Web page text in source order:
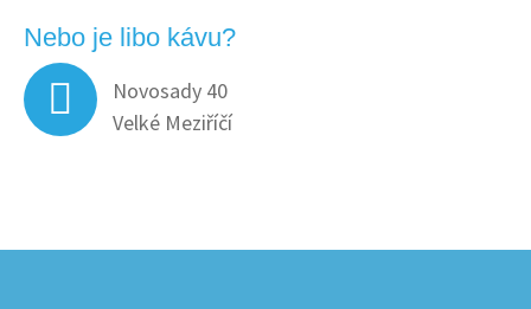
Nebo je libo kávu?
Novosady 40
Velké Meziříčí